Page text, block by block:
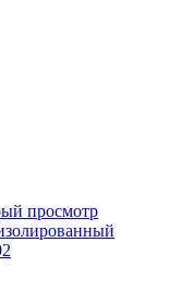
просмотр